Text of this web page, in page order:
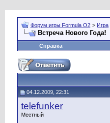
Форум игры Formula O2 > Игра
Встреча Нового Года!
Справка
04.12.2009, 22:31
telefunker
Местный